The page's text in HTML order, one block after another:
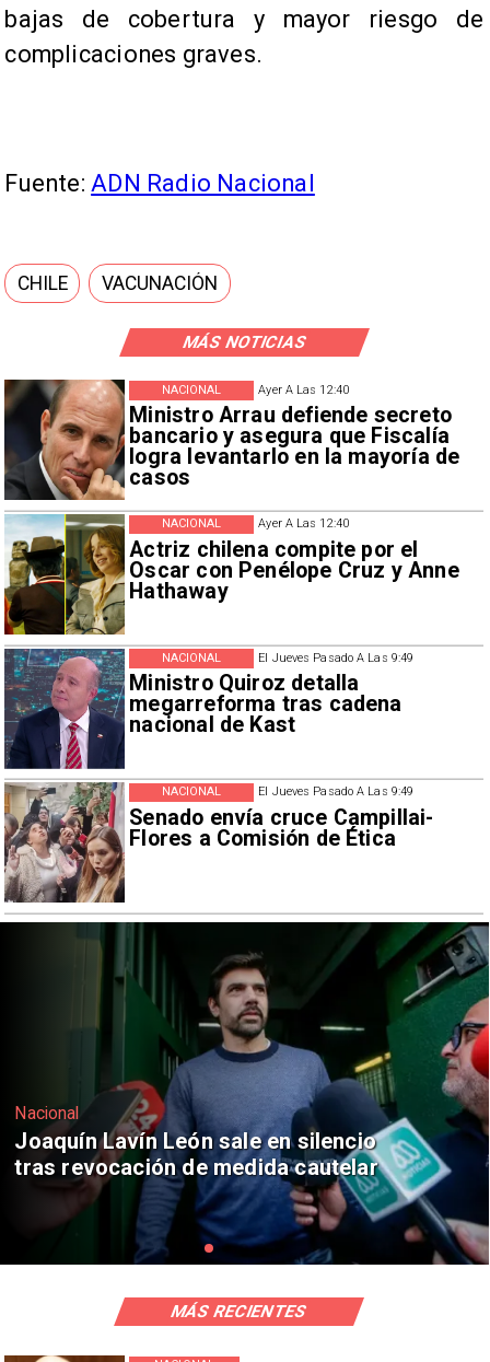
MÁS NOTICIAS
Ayer A Las 12:40
Ministro Arrau defiende secreto
bancario y asegura que Fiscalía
logra levantarlo en la mayoría de
casos
NACIONAL
Ayer A Las 12:40
Actriz chilena compite por el
Oscar con Penélope Cruz y Anne
Hathaway
NACIONAL
El Jueves Pasado A Las 9:49
Ministro Quiroz detalla
megarreforma tras cadena
nacional de Kast
NACIONAL
El Jueves Pasado A Las 9:49
Senado envía cruce Campillai-
Flores a Comisión de Ética
NACIONAL
bajas de cobertura y mayor riesgo de
complicaciones graves.
Fuente: ADN Radio Nacional
CHILE VACUNACIÓN
Nacional
Chile y Venezuela formalizan reinicio
de relaciones consulares
MÁS RECIENTES